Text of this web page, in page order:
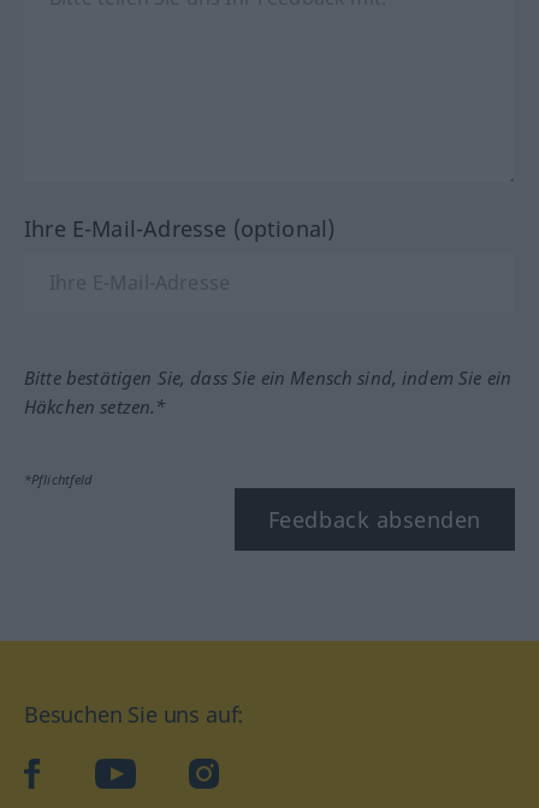
Ihre E-Mail-Adresse (optional)
Bitte bestätigen Sie, dass Sie ein Mensch sind, indem Sie ein
Häkchen setzen.*
*Pflichtfeld
Feedback absenden
Besuchen Sie uns auf:
facebookYouTube Instagram